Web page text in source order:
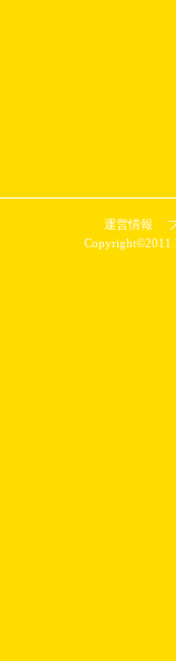
運営情報
Copyright©2011